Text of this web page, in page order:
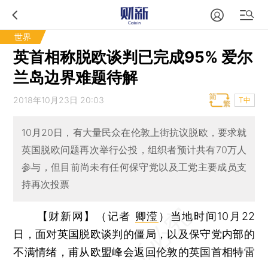
世界
英首相称脱欧谈判已完成95% 爱尔
兰岛边界难题待解
2018年10月23日 20:03 T中
10月20日，有大量民众在伦敦上街抗议脱欧，要求就
英国脱欧问题再次举行公投，组织者预计共有70万人
参与，但目前尚未有任何保守党以及工党主要成员支
持再次投票
【财新网】（记者 卿滢 ） 当地时间10月22
日，面对英国脱欧谈判的僵局，以及保守党内部的
不满情绪，甫从欧盟峰会返回伦敦的英国首相特雷